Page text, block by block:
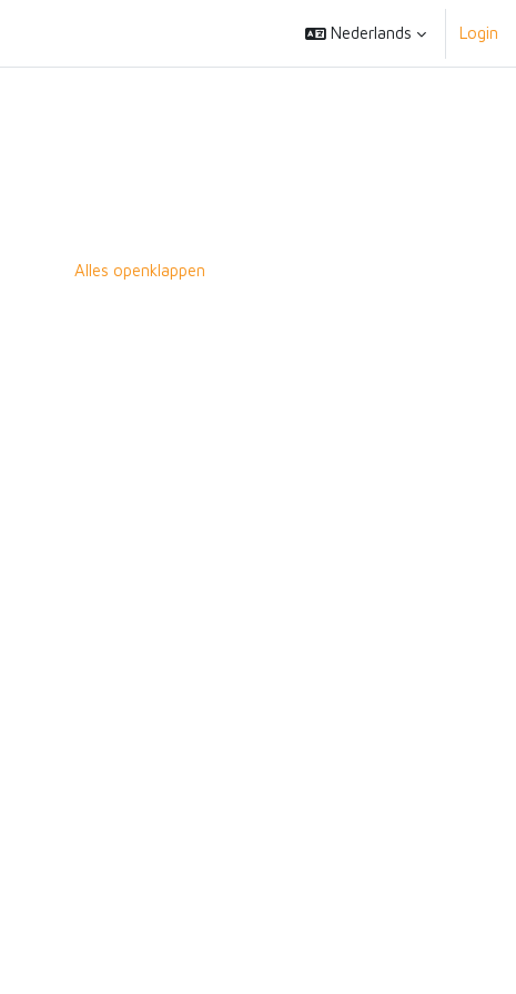
Nederlands
Login
Alles openklappen